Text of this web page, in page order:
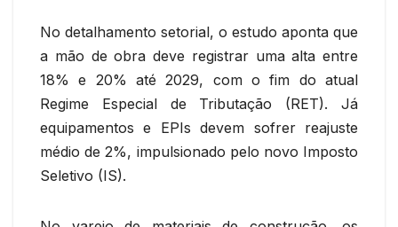
No detalhamento setorial, o estudo aponta que
a mão de obra deve registrar uma alta entre
18% e 20% até 2029, com o fim do atual
Regime Especial de Tributação (RET). Já
equipamentos e EPIs devem sofrer reajuste
médio de 2%, impulsionado pelo novo Imposto
Seletivo (IS).